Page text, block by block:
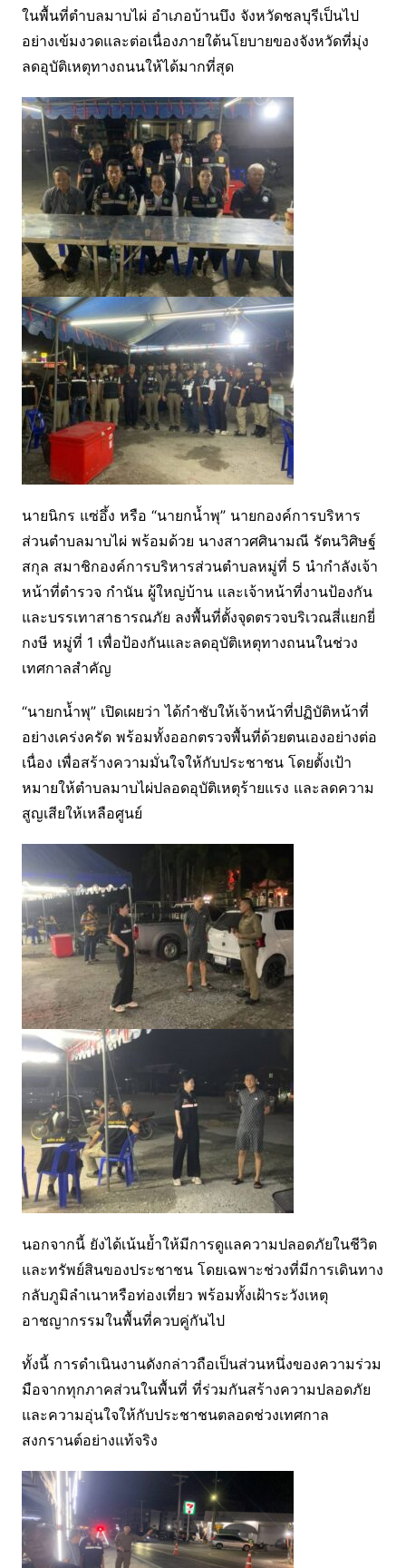
ในพื้นที่ตำบลมาบไผ่ อำเภอบ้านบึง จังหวัดชลบุรีเป็นไป
อย่างเข้มงวดและต่อเนื่องภายใต้นโยบายของจังหวัดที่มุ่ง
ลดอุบัติเหตุทางถนนให้ได้มากที่สุด
นายนิกร แซ่อึ้ง หรือ “นายกน้ำพุ” นายกองค์การบริหาร
ส่วนตำบลมาบไผ่ พร้อมด้วย นางสาวศศินามณี รัตนวิศิษฐ์
สกุล สมาชิกองค์การบริหารส่วนตำบลหมู่ที่ 5 นำกำลังเจ้า
หน้าที่ตำรวจ กำนัน ผู้ใหญ่บ้าน และเจ้าหน้าที่งานป้องกัน
และบรรเทาสาธารณภัย ลงพื้นที่ตั้งจุดตรวจบริเวณสี่แยกยี่
กงษี หมู่ที่ 1 เพื่อป้องกันและลดอุบัติเหตุทางถนนในช่วง
เทศกาลสำคัญ
“นายกน้ำพุ” เปิดเผยว่า ได้กำชับให้เจ้าหน้าที่ปฏิบัติหน้าที่
อย่างเคร่งครัด พร้อมทั้งออกตรวจพื้นที่ด้วยตนเองอย่างต่อ
เนื่อง เพื่อสร้างความมั่นใจให้กับประชาชน โดยตั้งเป้า
หมายให้ตำบลมาบไผ่ปลอดอุบัติเหตุร้ายแรง และลดความ
สูญเสียให้เหลือศูนย์
นอกจากนี้ ยังได้เน้นย้ำให้มีการดูแลความปลอดภัยในชีวิต
และทรัพย์สินของประชาชน โดยเฉพาะช่วงที่มีการเดินทาง
กลับภูมิลำเนาหรือท่องเที่ยว พร้อมทั้งเฝ้าระวังเหตุ
อาชญากรรมในพื้นที่ควบคู่กันไป
ทั้งนี้ การดำเนินงานดังกล่าวถือเป็นส่วนหนึ่งของความร่วม
มือจากทุกภาคส่วนในพื้นที่ ที่ร่วมกันสร้างความปลอดภัย
และความอุ่นใจให้กับประชาชนตลอดช่วงเทศกาล
สงกรานต์อย่างแท้จริง